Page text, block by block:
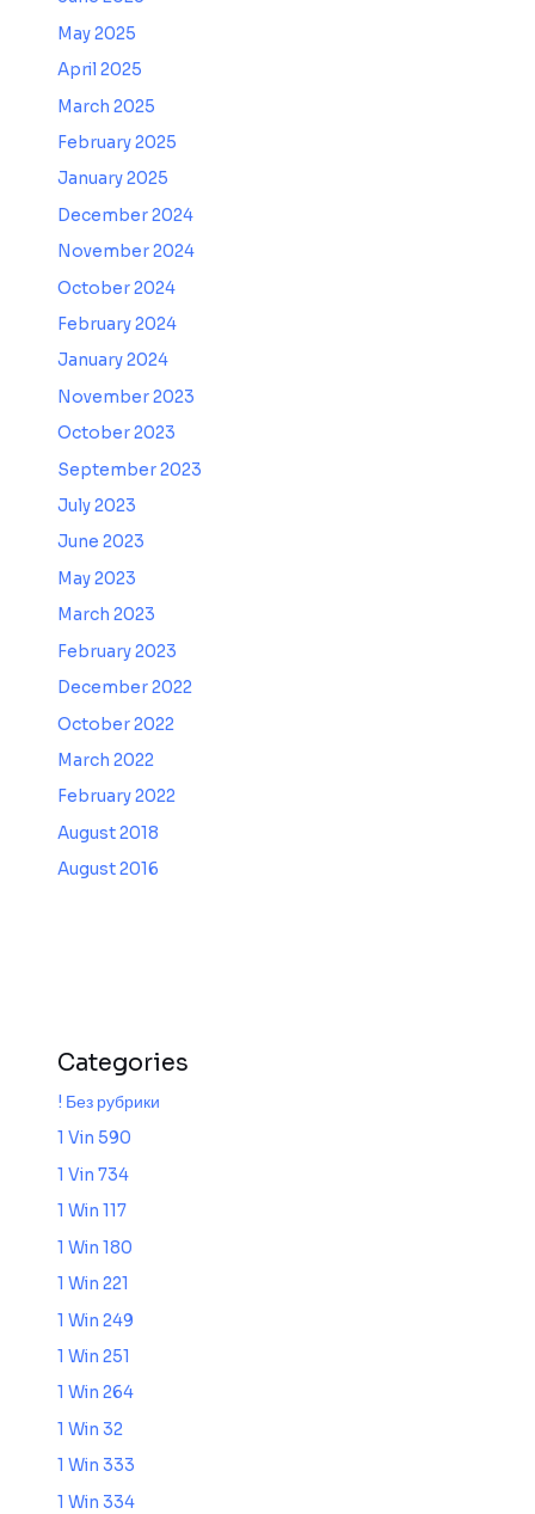
May 2025
April 2025
March 2025
February 2025
January 2025
December 2024
November 2024
October 2024
February 2024
January 2024
November 2023
October 2023
September 2023
July 2023
June 2023
May 2023
March 2023
February 2023
December 2022
October 2022
March 2022
February 2022
August 2018
August 2016
Categories
! Без рубрики
1 Vin 590
1 Vin 734
1 Win 117
1 Win 180
1 Win 221
1 Win 249
1 Win 251
1 Win 264
1 Win 32
1 Win 333
1 Win 334